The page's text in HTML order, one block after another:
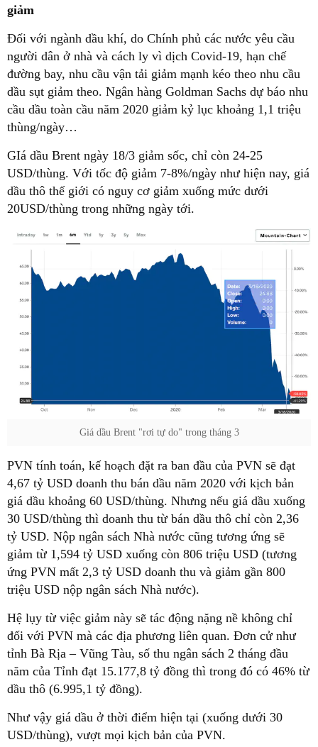
giảm
Đối với ngành dầu khí, do Chính phủ các nước yêu cầu
người dân ở nhà và cách ly vì dịch Covid-19, hạn chế
đường bay, nhu cầu vận tải giảm mạnh kéo theo nhu cầu
dầu sụt giảm theo. Ngân hàng Goldman Sachs dự báo nhu
cầu dầu toàn cầu năm 2020 giảm kỷ lục khoảng 1,1 triệu
thùng/ngày…
GIá dầu Brent ngày 18/3 giảm sốc, chỉ còn 24-25
USD/thùng. Với tốc độ giảm 7-8%/ngày như hiện nay, giá
dầu thô thế giới có nguy cơ giảm xuống mức dưới
20USD/thùng trong những ngày tới.
Giá dầu Brent "rơi tự do" trong tháng 3
PVN tính toán, kế hoạch đặt ra ban đầu của PVN sẽ đạt
4,67 tỷ USD doanh thu bán dầu năm 2020 với kịch bản
giá dầu khoảng 60 USD/thùng. Nhưng nếu giá dầu xuống
30 USD/thùng thì doanh thu từ bán dầu thô chỉ còn 2,36
tỷ USD. Nộp ngân sách Nhà nước cũng tương ứng sẽ
giảm từ 1,594 tỷ USD xuống còn 806 triệu USD (tương
ứng PVN mất 2,3 tỷ USD doanh thu và giảm gần 800
triệu USD nộp ngân sách Nhà nước).
Hệ lụy từ việc giảm này sẽ tác động nặng nề không chỉ
đối với PVN mà các địa phương liên quan. Đơn cử như
tỉnh Bà Rịa – Vũng Tàu, số thu ngân sách 2 tháng đầu
năm của Tỉnh đạt 15.177,8 tỷ đồng thì trong đó có 46% từ
dầu thô (6.995,1 tỷ đồng).
Như vậy giá dầu ở thời điểm hiện tại (xuống dưới 30
USD/thùng), vượt mọi kịch bản của PVN.